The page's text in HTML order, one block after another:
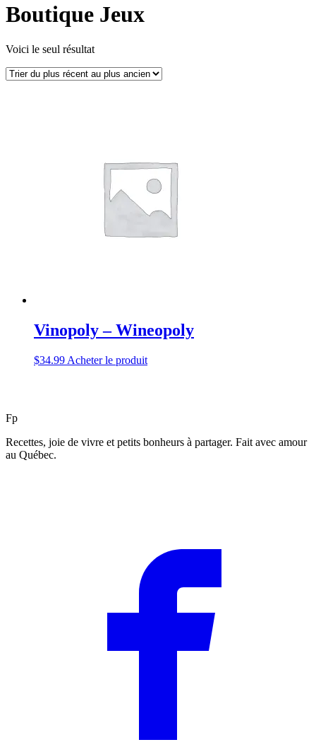
Boutique Jeux
Voici le seul résultat
Vinopoly – Wineopoly
$34.99 Acheter le produit
Fp
Recettes, joie de vivre et petits bonheurs à partager. Fait avec amour
au Québec.